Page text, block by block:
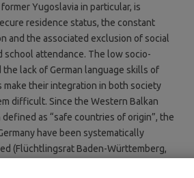
Yugoslavia in particular, is
residence status, the constant
and the associated exclusion of social
attendance. The low socio-
the lack of German language skills of
their integration in both society
difficult. Since the Western Balkan
as “safe countries of origin”, the
have been systematically
(Flüchtlingsrat Baden-Württemberg,